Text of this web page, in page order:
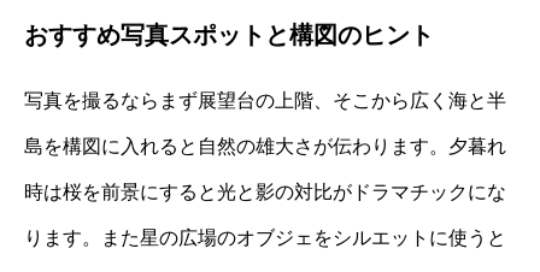
おすすめ写真スポットと構図のヒント
写真を撮るならまず展望台の上階、そこから広く海と半
島を構図に入れると自然の雄大さが伝わります。夕暮れ
時は桜を前景にすると光と影の対比がドラマチックにな
ります。また星の広場のオブジェをシルエットに使うと